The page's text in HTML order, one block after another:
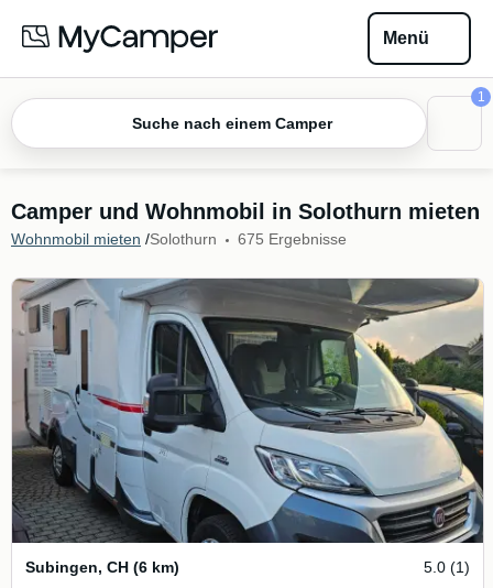
Menü
Suche nach einem Camper
1
Camper und Wohnmobil in Solothurn mieten
Wohnmobil mieten /Solothurn 675 Ergebnisse
Subingen, CH (6 km) 5.0 (1)